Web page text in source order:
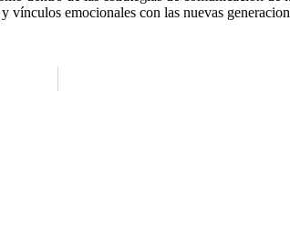
emocionales con las nuevas